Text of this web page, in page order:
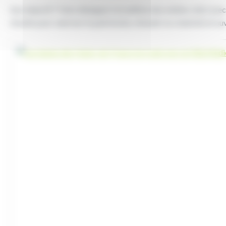
Son objectif ? Faire dialoguer la tradition des métiers d’art
d’outils pour valoriser le patrimoine, stimuler la créativité et